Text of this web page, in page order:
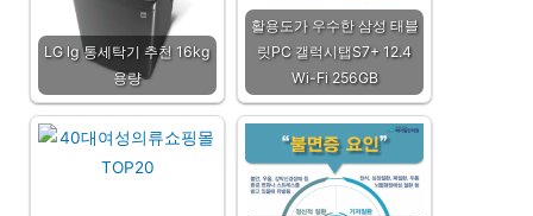
LG lg 통세탁기 추천 16kg
용량
활용도가 우수한 삼성 태블
릿PC 갤럭시탭S7+ 12.4
Wi-Fi 256GB